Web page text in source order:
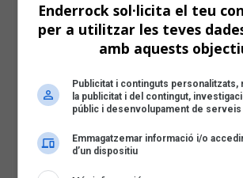
Enderrock sol·licita el teu
per a utilitzar les teves
amb aquests
Publicitat i continguts personalitzats,
la publicitat i del contingut,
públic i desenvolupament de serveis
Emmagatzemar informació i/o
d’un dispositiu